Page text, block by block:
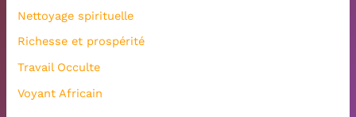
Nettoyage spirituelle
Richesse et prospérité
Travail Occulte
Voyant Africain